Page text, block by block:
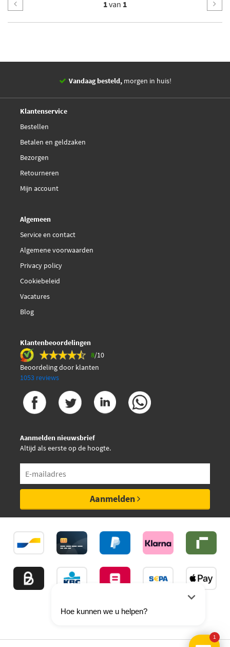
1van 1
Vandaag besteld, morgen in huis!
Klantenservice
Bestellen
Betalen en geldzaken
Bezorgen
Retourneren
Mijn account
Algemeen
Service en contact
Algemene voorwaarden
Privacy policy
Cookiebeleid
Vacatures
Blog
Klantenbeoordelingen
8/10
Beoordeling door klanten
1053 reviews
Aanmelden nieuwsbrief
Altijd als eerste op de hoogte.
Aanmelden